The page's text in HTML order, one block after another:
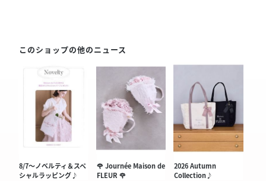
このショップの他のニュース
8/7〜ノベルティ＆スペ
シャルラッピング♪
🌹 Journée Maison de
FLEUR 🌹
2026 Autumn
Collection♪